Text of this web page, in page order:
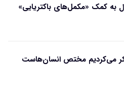
می‌کردیم مختص انسان‌هاست